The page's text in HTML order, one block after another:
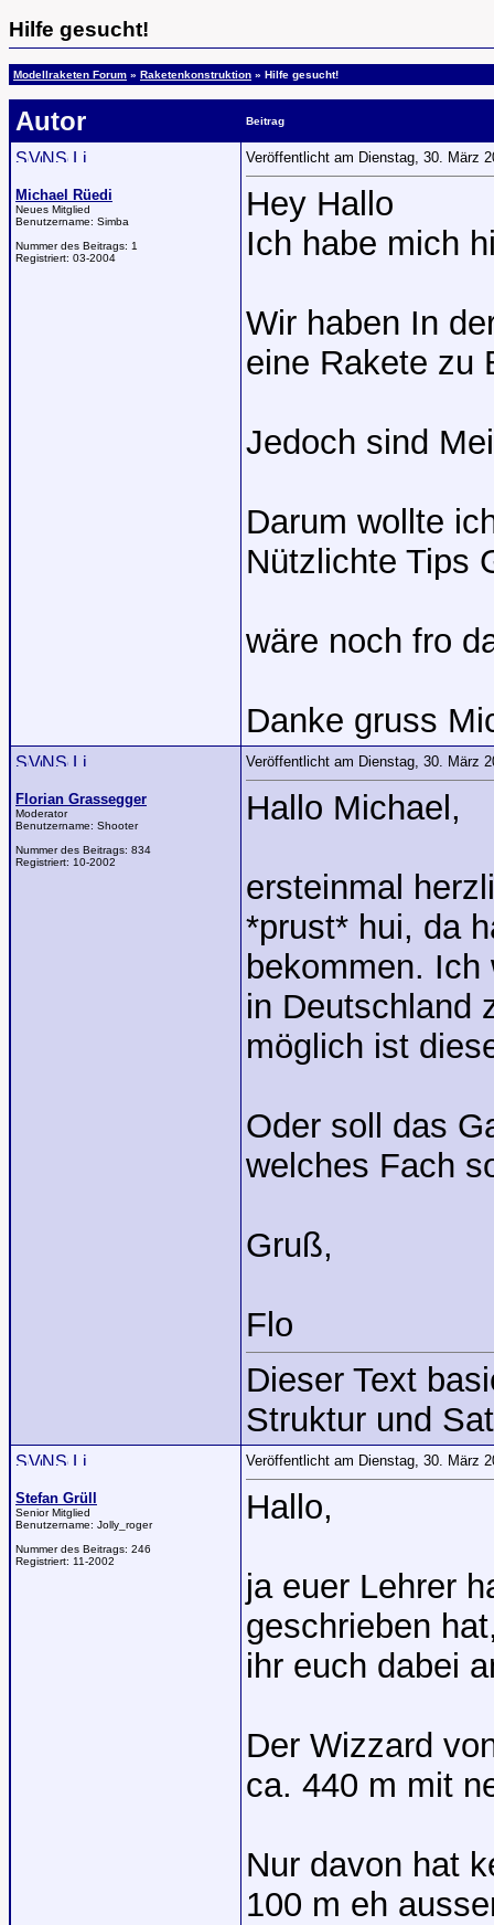
Hilfe gesucht!
Modellraketen Forum » Raketenkonstruktion » Hilfe gesucht!
Autor Beitrag
Michael Rüedi
Neues Mitglied
Benutzername: Simba
Nummer des Beitrags: 1
Registriert: 03-2004
Veröffentlicht am Dienstag, 30. März
Hey Hallo
Ich habe mich
Wir haben In
eine Rakete zu
Jedoch sind
Darum wollte
Nützlichte Tips
wäre noch fro
Danke gruss
Florian Grassegger
Moderator
Benutzername: Shooter
Nummer des Beitrags: 834
Registriert: 10-2002
Veröffentlicht am Dienstag, 30. März
Hallo Michael,
ersteinmal
*prust* hui, da
bekommen.
in Deutschland
möglich ist
Oder soll das
welches Fach
Gruß,
Flo
Dieser Text
Struktur und
Stefan Grüll
Senior Mitglied
Benutzername: Jolly_roger
Nummer des Beitrags: 246
Registriert: 11-2002
Veröffentlicht am Dienstag, 30. März
Hallo,
ja euer Lehrer
geschrieben
ihr euch dabei
Der Wizzard
ca. 440 m mit
Nur davon hat
100 m eh